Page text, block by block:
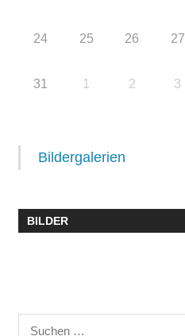
24 25 26 27
31 1 2 3
Bildergalerien
BILDER
Suchen